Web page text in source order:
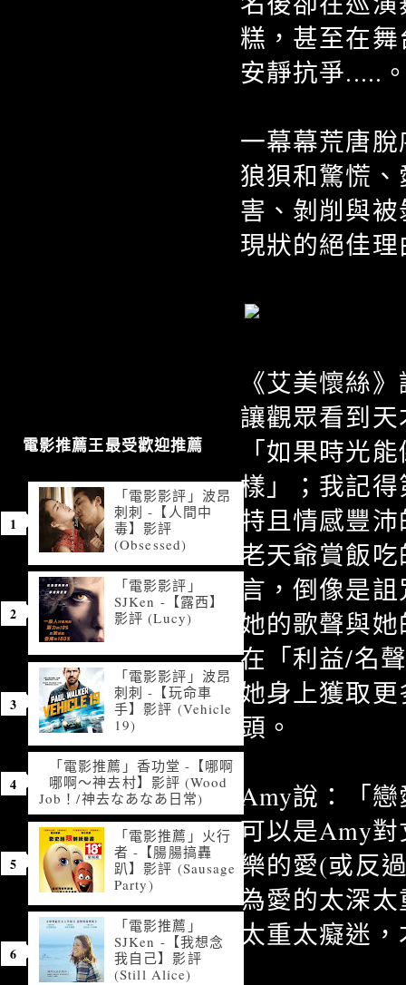
糕，甚至在
安靜抗爭.....
一幕幕荒唐
狼狽和驚慌
害、剝削與
現狀的絕佳
《艾美懷絲
讓觀眾看到
「如果時光
樣」；我記得
特且情感豐
老天爺賞飯
言，倒像是
她的歌聲與
在「利益/名
她身上獲取
頭。
Amy說：「
可以是Amy
樂的愛(或反
為愛的太深
太重太癡迷
電影推薦王最受歡迎推薦
「電影影評」波昂
刺刺 -【人間中
毒】影評
(Obsessed)
「電影影評」
SJKen -【露西】
影評 (Lucy)
「電影影評」波昂
刺刺 -【玩命車
手】影評 (Vehicle
19)
「電影推薦」香功堂 -【哪啊
哪啊～神去村】影評 (Wood
Job！/神去なあなあ日常)
「電影推薦」火行
者 -【腸腸搞轟
趴】影評 (Sausage
Party)
「電影推薦」
SJKen -【我想念
我自己】影評
(Still Alice)